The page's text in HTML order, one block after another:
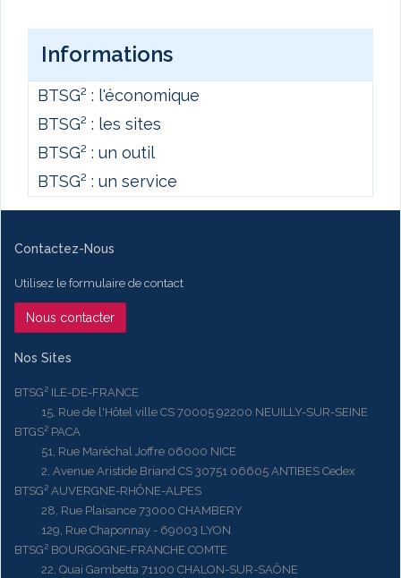
Informations
BTSG² : l'économique
BTSG² : les sites
BTSG² : un outil
BTSG² : un service
Contactez-Nous
Utilisez le formulaire de contact
Nous contacter
Nos Sites
BTSG² ILE-DE-FRANCE
15, Rue de l'Hôtel ville CS 70005 92200 NEUILLY-SUR-SEINE
BTGS² PACA
51, Rue Maréchal Joffre 06000 NICE
2, Avenue Aristide Briand CS 30751 06605 ANTIBES Cedex
BTSG² AUVERGNE-RHÔNE-ALPES
28, Rue Plaisance 73000 CHAMBERY
129, Rue Chaponnay - 69003 LYON
BTSG² BOURGOGNE-FRANCHE COMTE
22, Quai Gambetta 71100 CHALON-SUR-SAÔNE